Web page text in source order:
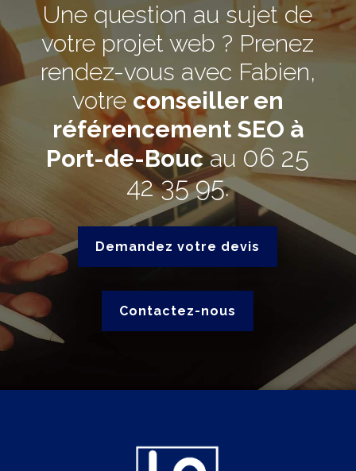
Une question au sujet de
votre projet web ? Prenez
rendez-vous avec Fabien,
votre conseiller en
référencement SEO à
Port-de-Boucau 06 25
42 35 95.
Demandez votre devis
Contactez-nous